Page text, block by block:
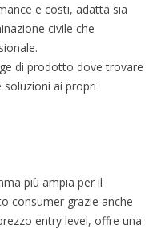
e costi, adatta sia
civile che
di prodotto dove trovare
soluzioni ai propri
più ampia per il
consumer grazie anche
entry level, offre una